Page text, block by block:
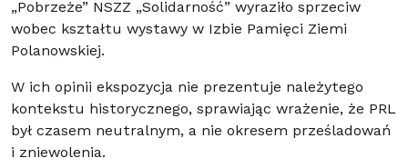
„Pobrzeże” NSZZ „Solidarność” wyraziło sprzeciw
wobec kształtu wystawy w Izbie Pamięci Ziemi
Polanowskiej.
W ich opinii ekspozycja nie prezentuje należytego
kontekstu historycznego, sprawiając wrażenie, że PRL
był czasem neutralnym, a nie okresem prześladowań
i zniewolenia.